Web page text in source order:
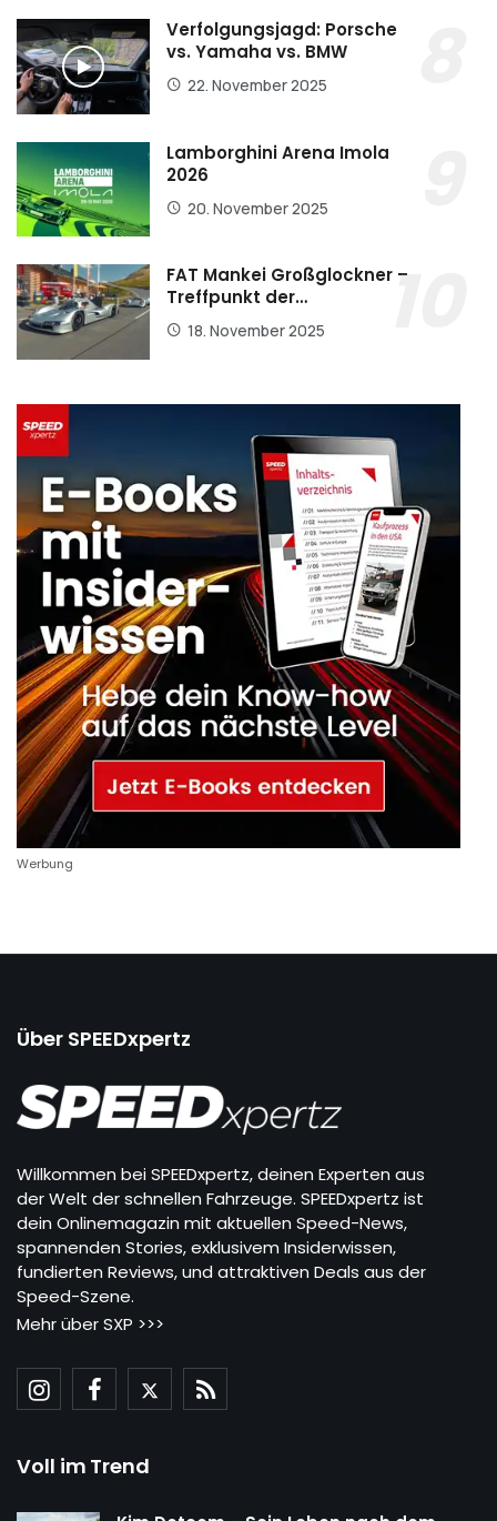
Verfolgungsjagd: Porsche
vs. Yamaha vs. BMW
22. November 2025
Lamborghini Arena Imola
2026
20. November 2025
FAT Mankei Großglockner –
Treffpunkt der…
18. November 2025
Werbung
Über SPEEDxpertz
Willkommen bei SPEEDxpertz, deinen Experten aus
der Welt der schnellen Fahrzeuge. SPEEDxpertz ist
dein Onlinemagazin mit aktuellen Speed-News,
spannenden Stories, exklusivem Insiderwissen,
fundierten Reviews, und attraktiven Deals aus der
Speed-Szene.
Mehr über SXP >>>
Voll im Trend